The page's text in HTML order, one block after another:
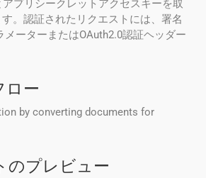
アプリシークレットアクセスキーを取
。認証されたリクエストには、署名
メーターまたはOAuth2.0認証ヘッダー
ロー
by converting documents for
のプレビュー